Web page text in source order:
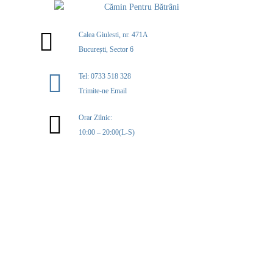
Calea Giulesti, nr. 471A
București, Sector 6
Tel: 0733 518 328
Trimite-ne Email
Orar Zilnic:
10:00 – 20:00(L-S)